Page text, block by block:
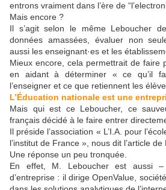
entrons vraiment dans l’ère de
Mais encore ?
Il s’agit selon le même Leboucher
données amassées, évaluer non
aussi les enseignant·es et les
Mieux encore, cela permettrait de faire
en aidant à déterminer « ce qu’il
l’enseigner et ce que retiennent les
L’Éducation nationale est une
Mais qui est ce Leboucher, ce
français décidé à le faire entrer
Il préside l’association « L’I.A. pour
l’institut de France », nous dit l’article de
Une réponse un peu tronquée.
En effet, M. Leboucher est aussi
d’entreprise : il dirige OpenValue,